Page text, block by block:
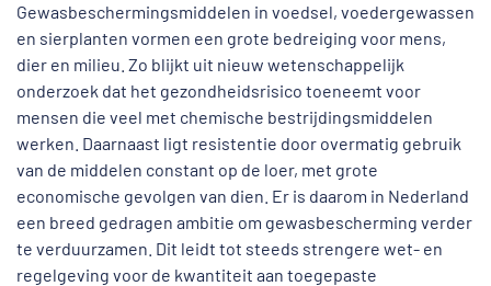
Gewasbeschermingsmiddelen in voedsel, voedergewassen
en sierplanten vormen een grote bedreiging voor mens,
dier en milieu. Zo blijkt uit nieuw wetenschappelijk
onderzoek dat het gezondheidsrisico toeneemt voor
mensen die veel met chemische bestrijdingsmiddelen
werken. Daarnaast ligt resistentie door overmatig gebruik
van de middelen constant op de loer, met grote
economische gevolgen van dien. Er is daarom in Nederland
een breed gedragen ambitie om gewasbescherming verder
te verduurzamen. Dit leidt tot steeds strengere wet- en
regelgeving voor de kwantiteit aan toegepaste